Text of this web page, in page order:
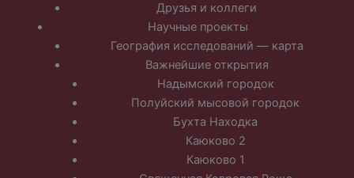
Друзья и коллеги
Научные проекты
География исследований — карта
Важнейшие открытия
Надымский городок
Полуйский мысовой городок
Бухта Находка
Каюково 2
Каюково 1